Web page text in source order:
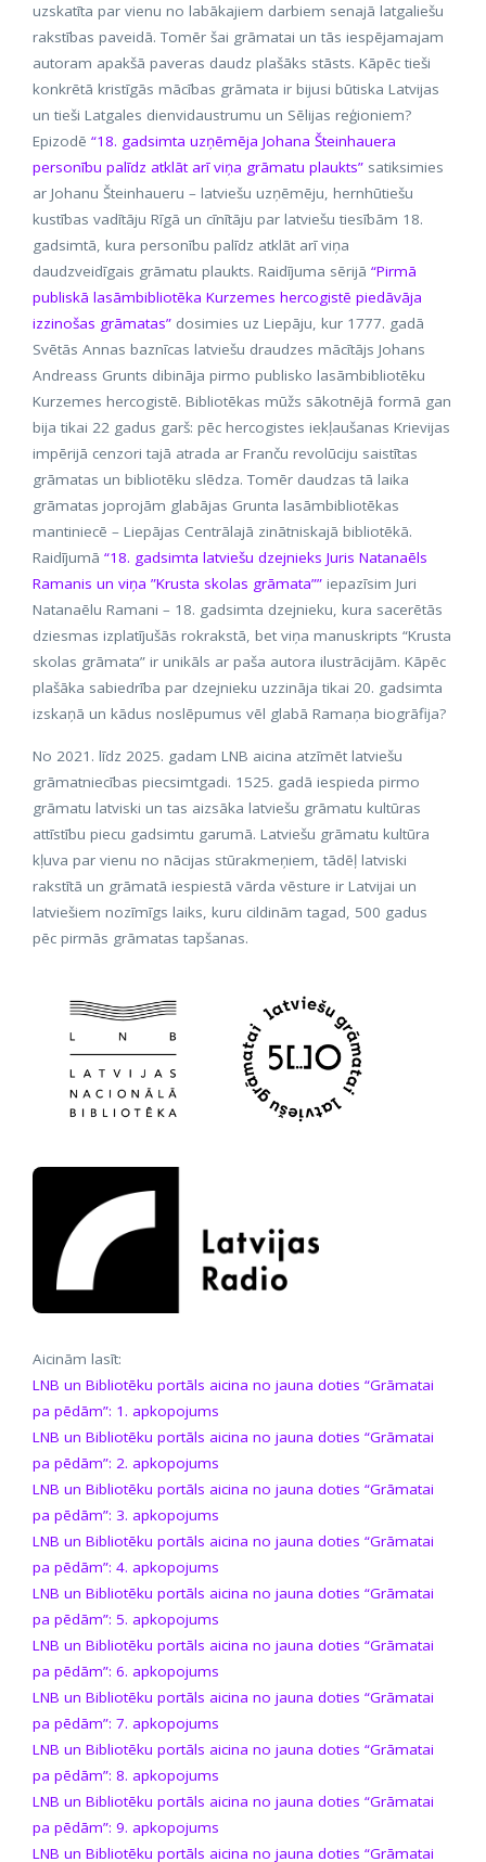
uzskatīta par vienu no labākajiem darbiem senajā latgaliešu
rakstības paveidā. Tomēr šai grāmatai un tās iespējamajam
autoram apakšā paveras daudz plašāks stāsts. Kāpēc tieši
konkrētā kristīgās mācības grāmata ir bijusi būtiska Latvijas
un tieši Latgales dienvidaustrumu un Sēlijas reģioniem?
Epizodē “18. gadsimta uzņēmēja Johana Šteinhauera
personību palīdz atklāt arī viņa grāmatu plaukts” satiksimies
ar Johanu Šteinhaueru – latviešu uzņēmēju, hernhūtiešu
kustības vadītāju Rīgā un cīnītāju par latviešu tiesībām 18.
gadsimtā, kura personību palīdz atklāt arī viņa
daudzveidīgais grāmatu plaukts. Raidījuma sērijā “Pirmā
publiskā lasāmbibliotēka Kurzemes hercogistē piedāvāja
izzinošas grāmatas” dosimies uz Liepāju, kur 1777. gadā
Svētās Annas baznīcas latviešu draudzes mācītājs Johans
Andreass Grunts dibināja pirmo publisko lasāmbibliotēku
Kurzemes hercogistē. Bibliotēkas mūžs sākotnējā formā gan
bija tikai 22 gadus garš: pēc hercogistes iekļaušanas Krievijas
impērijā cenzori tajā atrada ar Franču revolūciju saistītas
grāmatas un bibliotēku slēdza. Tomēr daudzas tā laika
grāmatas joprojām glabājas Grunta lasāmbibliotēkas
mantiniecē – Liepājas Centrālajā zinātniskajā bibliotēkā.
Raidījumā “18. gadsimta latviešu dzejnieks Juris Natanaēls
Ramanis un viņa ”Krusta skolas grāmata”” iepazīsim Juri
Natanaēlu Ramani – 18. gadsimta dzejnieku, kura sacerētās
dziesmas izplatījušās rokrakstā, bet viņa manuskripts “Krusta
skolas grāmata” ir unikāls ar paša autora ilustrācijām. Kāpēc
plašāka sabiedrība par dzejnieku uzzināja tikai 20. gadsimta
izskaņā un kādus noslēpumus vēl glabā Ramaņa biogrāfija?
No 2021. līdz 2025. gadam LNB aicina atzīmēt latviešu
grāmatniecības piecsimtgadi. 1525. gadā iespieda pirmo
grāmatu latviski un tas aizsāka latviešu grāmatu kultūras
attīstību piecu gadsimtu garumā. Latviešu grāmatu kultūra
kļuva par vienu no nācijas stūrakmeņiem, tādēļ latviski
rakstītā un grāmatā iespiestā vārda vēsture ir Latvijai un
latviešiem nozīmīgs laiks, kuru cildinām tagad, 500 gadus
pēc pirmās grāmatas tapšanas.
Aicinām lasīt:
LNB un Bibliotēku portāls aicina no jauna doties “Grāmatai
pa pēdām”: 1. apkopojums
LNB un Bibliotēku portāls aicina no jauna doties “Grāmatai
pa pēdām”: 2. apkopojums
LNB un Bibliotēku portāls aicina no jauna doties “Grāmatai
pa pēdām”: 3. apkopojums
LNB un Bibliotēku portāls aicina no jauna doties “Grāmatai
pa pēdām”: 4. apkopojums
LNB un Bibliotēku portāls aicina no jauna doties “Grāmatai
pa pēdām”: 5. apkopojums
LNB un Bibliotēku portāls aicina no jauna doties “Grāmatai
pa pēdām”: 6. apkopojums
LNB un Bibliotēku portāls aicina no jauna doties “Grāmatai
pa pēdām”: 7. apkopojums
LNB un Bibliotēku portāls aicina no jauna doties “Grāmatai
pa pēdām”: 8. apkopojums
LNB un Bibliotēku portāls aicina no jauna doties “Grāmatai
pa pēdām”: 9. apkopojums
LNB un Bibliotēku portāls aicina no jauna doties “Grāmatai